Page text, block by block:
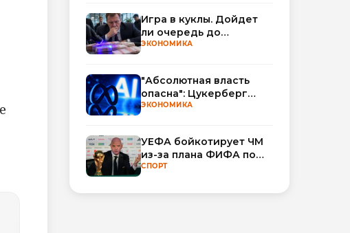
Игра в куклы. Дойдет
ли очередь до
Миллера?
ЭКОНОМИКА
"Абсолютная власть
опасна": Цукерберг
резко критикует OpenAI
ЭКОНОМИКА
УЕФА бойкотирует ЧМ
из-за плана ФИФА по
привлечению частных
СПОРТ